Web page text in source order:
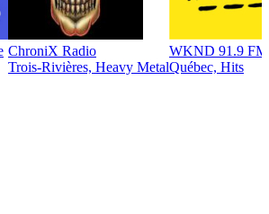
ChroniX Radio
Trois-Rivières, Heavy Metal
WKND 91.9 FM
Québec, Hits